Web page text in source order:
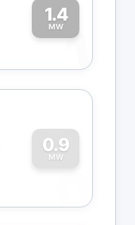
1.4
MW1
0.9
MW
0